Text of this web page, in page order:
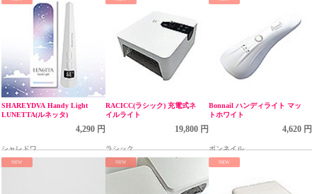
SHAREYDVA Handy Light
LUNETTA(ルネッタ)
4,290 円
シャレドワ
RACICC(ラシック) 充電式ネ
イルライト
19,800 円
ラシック
Bonnail ハンディライト マッ
トホワイト
4,620 円
ボンネイル
NEW NEW NEW